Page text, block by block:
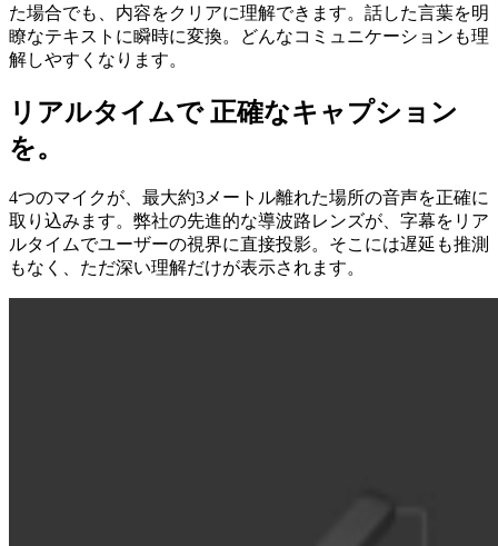
た場合でも、内容をクリアに理解できます。話した言葉を明
瞭なテキストに瞬時に変換。どんなコミュニケーションも理
解しやすくなります。
リアルタイムで 正確なキャプション
を。
4つのマイクが、最大約3メートル離れた場所の音声を正確に
取り込みます。弊社の先進的な導波路レンズが、字幕をリア
ルタイムでユーザーの視界に直接投影。そこには遅延も推測
もなく、ただ深い理解だけが表示されます。